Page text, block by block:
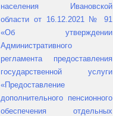
населения Ивановской
области от 16.12.2021 № 91
«Об утверждении
Административного
регламента предоставления
государственной услуги
«Предоставление
дополнительного пенсионного
обеспечения отдельных